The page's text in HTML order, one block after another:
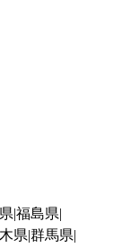
福島県
県 群馬県